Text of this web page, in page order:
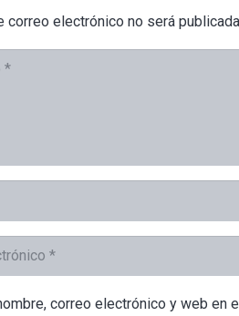
correo electrónico no será
correo electrónico y web en